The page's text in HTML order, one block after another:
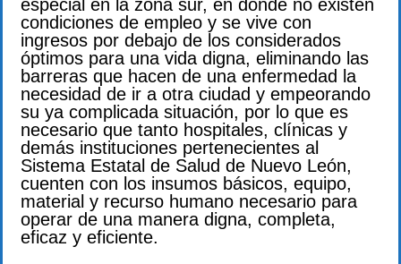
especial en la zona sur, en donde no existen
condiciones de empleo y se vive con
ingresos por debajo de los considerados
óptimos para una vida digna, eliminando las
barreras que hacen de una enfermedad la
necesidad de ir a otra ciudad y empeorando
su ya complicada situación, por lo que es
necesario que tanto hospitales, clínicas y
demás instituciones pertenecientes al
Sistema Estatal de Salud de Nuevo León,
cuenten con los insumos básicos, equipo,
material y recurso humano necesario para
operar de una manera digna, completa,
eficaz y eficiente.